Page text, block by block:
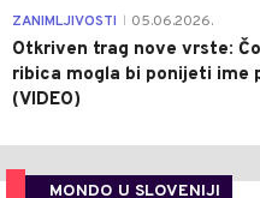
ZANIMLJIVOSTI 05.06.2026.
Otkriven trag nove vrste:
ribica mogla bi ponijeti ime
(VIDEO)
MONDO U SLOVENIJI